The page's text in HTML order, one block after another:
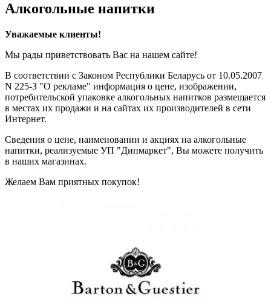
Алкогольные напитки
Уважаемые клиенты!
Мы рады приветствовать Вас на нашем сайте!
В соответствии с Законом Республики Беларусь от 10.05.2007
N 225-З "О рекламе" информация о цене, изображении,
потребительской упаковке алкогольных напитков размещается
в местах их продажи и на сайтах их производителей в сети
Интернет.
Сведения о цене, наименовании и акциях на алкогольные
напитки, реализуемые УП "Дипмаркет", Вы можете получить
в наших магазинах.
Желаем Вам приятных покупок!